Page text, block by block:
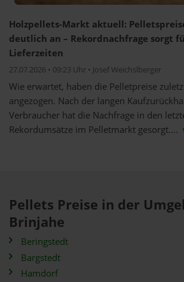
Holzpellets-Markt aktuell:
deutlich an – Rekordnachfrage sorgt
Lieferzeiten
27.07.2026 • 09:23 Uhr • Josef Weichslberger
Wie erwartet, haben die Pelletpreise
angezogen. Nach der langen
Verbraucher hat die Nachfrage in den
Rekordumsätze im Pelletmarkt gesorgt....
Pellets Preise in der
Brinjahe
Beringstedt
Bargstedt
Hamdorf